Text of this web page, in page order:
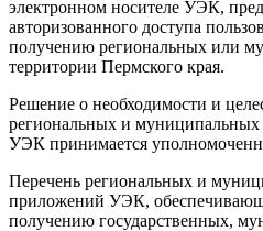
электронном носителе УЭК,
авторизованного доступа
получению региональных или
территории Пермского края.
Решение о необходимости и
региональных и
УЭК принимается
Перечень региональных и
приложений УЭК,
получению государственных,